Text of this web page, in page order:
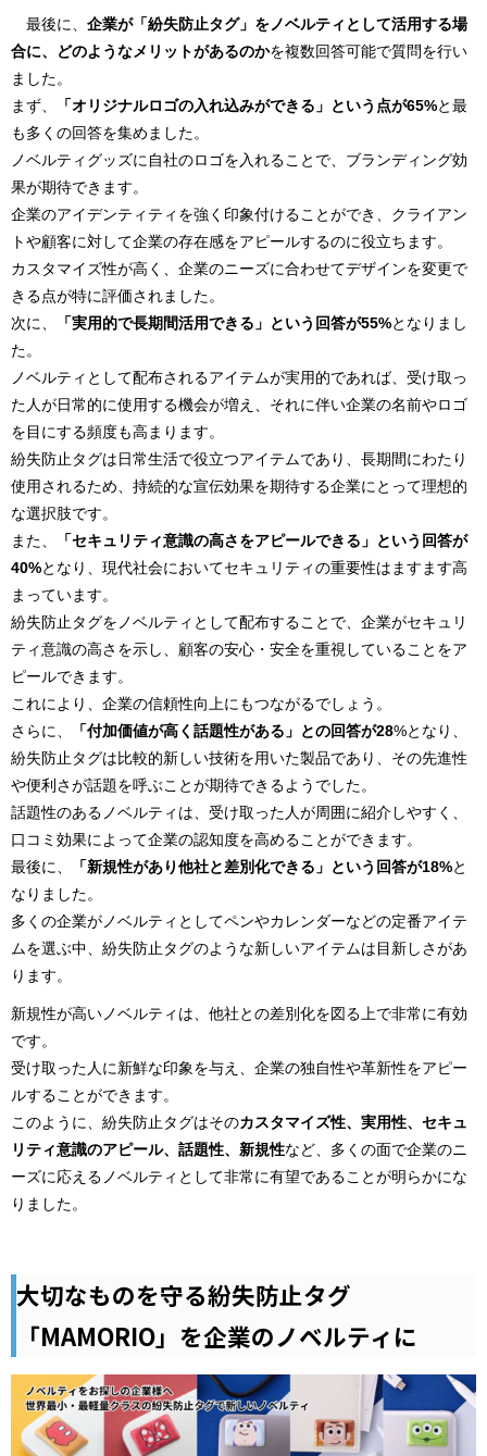
最後に、 企業が「紛失防止タグ」をノベルティとして活用する場
合に、どのようなメリットがあるのかを複数回答可能で質問を行い
ました。
まず、
「オリジナルロゴの入れ込みができる」という点が65%と最
も多くの回答を集めました。
ノベルティグッズに自社のロゴを入れることで、ブランディング効
果が期待できます。
企業のアイデンティティを強く印象付けることができ、クライアン
トや顧客に対して企業の存在感をアピールするのに役立ちます。
カスタマイズ性が高く、企業のニーズに合わせてデザインを変更で
きる点が特に評価されました。
次に、
「実用的で長期間活用できる」という回答が55%となりまし
た。
ノベルティとして配布されるアイテムが実用的であれば、受け取っ
た人が日常的に使用する機会が増え、それに伴い企業の名前やロゴ
を目にする頻度も高まります。
紛失防止タグは日常生活で役立つアイテムであり、長期間にわたり
使用されるため、持続的な宣伝効果を期待する企業にとって理想的
な選択肢です。
また、
「セキュリティ意識の高さをアピールできる」という回答が
40%となり、現代社会においてセキュリティの重要性はますます高
まっています。
紛失防止タグをノベルティとして配布することで、企業がセキュリ
ティ意識の高さを示し、顧客の安心・安全を重視していることをア
ピールできます。
これにより、企業の信頼性向上にもつながるでしょう。
さらに、
「付加価値が高く話題性がある」との回答が28%となり、
紛失防止タグは比較的新しい技術を用いた製品であり、その先進性
や便利さが話題を呼ぶことが期待できるようでした。
話題性のあるノベルティは、受け取った人が周囲に紹介しやすく、
口コミ効果によって企業の認知度を高めることができます。
最後に、
「新規性があり他社と差別化できる」という回答が18%と
なりました。
多くの企業がノベルティとしてペンやカレンダーなどの定番アイテ
ムを選ぶ中、紛失防止タグのような新しいアイテムは目新しさがあ
ります。
新規性が高いノベルティは、他社との差別化を図る上で非常に有効
です。
受け取った人に新鮮な印象を与え、企業の独自性や革新性をアピー
ルすることができます。
このように、紛失防止タグはそのカスタマイズ性、実用性、セキュ
リティ意識のアピール、話題性、新規性など、多くの面で企業のニ
ーズに応えるノベルティとして非常に有望であることが明らかにな
りました。
大切なものを守る紛失防止タグ
「MAMORIO」を企業のノベルティに